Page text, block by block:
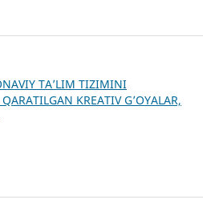
TA’LIM TIZIMINI
KREATIV G’OYALAR,